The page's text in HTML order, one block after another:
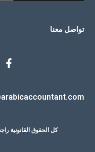
تواصل معنا
كل الحقوق القانونية